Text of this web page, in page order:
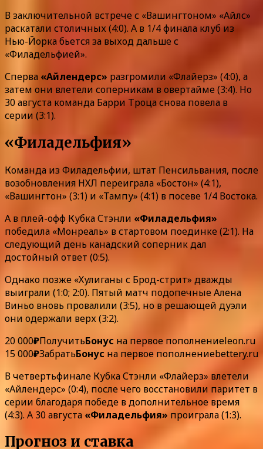
В заключительной встрече с «Вашингтоном» «Айлс»
раскатали столичных (4:0). А в 1/4 финала клуб из
Нью-Йорка бьется за выход дальше с
«Филадельфией».
Сперва «Айлендерс» разгромили «Флайерз» (4:0), а
затем они влетели соперникам в овертайме (3:4). Но
30 августа команда Барри Троца снова повела в
серии (3:1).
«Филадельфия»
Команда из Филадельфии, штат Пенсильвания, после
возобновления НХЛ переиграла «Бостон» (4:1),
«Вашингтон» (3:1) и «Тампу» (4:1) в посеве 1/4 Востока.
А в плей-офф Кубка Стэнли «Филадельфия»
победила «Монреаль» в стартовом поединке (2:1). На
следующий день канадский соперник дал
достойный ответ (0:5).
Однако позже «Хулиганы с Брод-стрит» дважды
выиграли (1:0; 2:0). Пятый матч подопечные Алена
Виньо вновь провалили (3:5), но в решающей дуэли
они одержали верх (3:2).
20 000₽ПолучитьБонус на первое пополнениеleon.ru
15 000₽ЗабратьБонус на первое пополнениеbettery.ru
В четвертьфинале Кубка Стэнли «Флайерз» влетели
«Айлендерс» (0:4), после чего восстановили паритет в
серии благодаря победе в дополнительное время
(4:3). А 30 августа «Филадельфия» проиграла (1:3).
Прогноз и ставка